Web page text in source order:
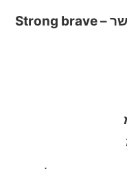
מדבקת קיר מוטיבציה לחדר כושר – Strong brave